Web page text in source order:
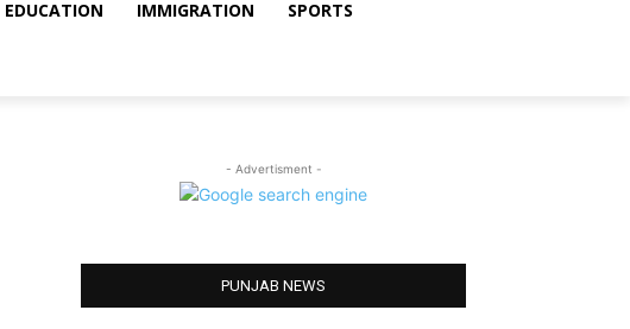
EDUCATION IMMIGRATION SPORTS
- Advertisment -
PUNJAB NEWS